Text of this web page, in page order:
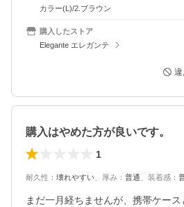
カラー(L)/2.ブラウン
購入したストア
Elegante エレガンテ
購入はやめた方が良いです。
1
耐久性 ： 壊れやすい 厚み ： 普通 装着感 ：
まだ一月経ちませんが、携帯ケー